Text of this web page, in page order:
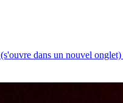
(s'ouvre dans un nouvel onglet)